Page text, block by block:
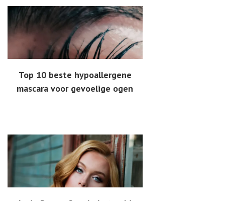
Top 10 beste hypoallergene
mascara voor gevoelige ogen